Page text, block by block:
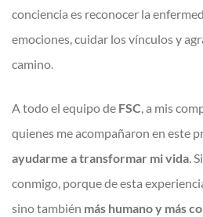
conciencia es reconocer la
emociones, cuidar los vínculos y
camino.
A todo el equipo de FSC, a mis
quienes me acompañaron en este
ayudarme a transformar mi vida.
conmigo, porque de esta
sino también más humano y más